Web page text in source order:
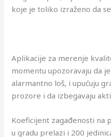
koje je toliko izraženo da
Aplikacije za merenje
momentu upozoravaju da
alarmantno loš, i upućuju
prozore i da izbegavaju
Koeficijent zagađenosti na
u gradu prelazi i 200